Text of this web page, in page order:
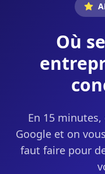
Où
En 15
Google et on
faut faire pour